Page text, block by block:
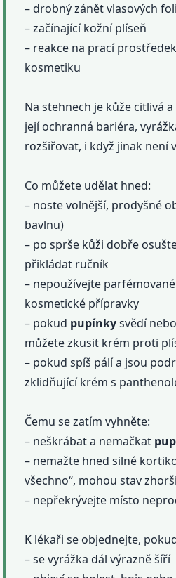
– drobný zánět vlasových
– začínající kožní plíseň
– reakce na prací
kosmetiku
Na stehnech je kůže citlivá
její ochranná bariéra,
rozšiřovat, i když jinak není
Co můžete udělat hned:
– noste volnější, prodyšné
bavlnu)
– po sprše kůži dobře
přikládat ručník
– nepoužívejte
kosmetické přípravky
– pokud pupínkysvědí
můžete zkusit krém proti
– pokud spíš pálí a jsou
zklidňující krém s
Čemu se zatím vyhněte:
– neškrábat a nemačkat
– nemažte hned silné
všechno“, mohou stav
– nepřekrývejte místo
K lékaři se objednejte,
– se vyrážka dál výrazně šíří